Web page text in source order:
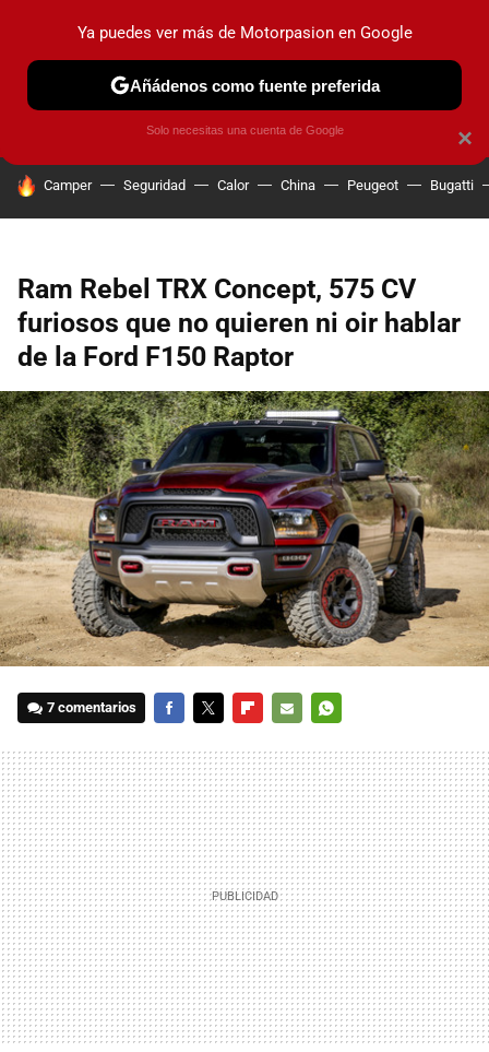
PRUEBAS COCHES ELÉCTRICOS OBSERVATORIO
HOY SE HABLA DE
Camper Seguridad Calor China Peugeot Bugatti
Ram Rebel TRX Concept, 575 CV
furiosos que no quieren ni oir hablar
de la Ford F150 Raptor
7 comentarios
MAIL
×
Ya puedes ver más de Motorpasion en Google
Añádenos como fuente preferida
Solo necesitas una cuenta de Google